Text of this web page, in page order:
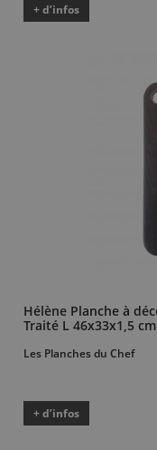
+ d’infos
Hélène Planche à
Traité L 46x33x1,5 cm
Les Planches du Chef
+ d’infos